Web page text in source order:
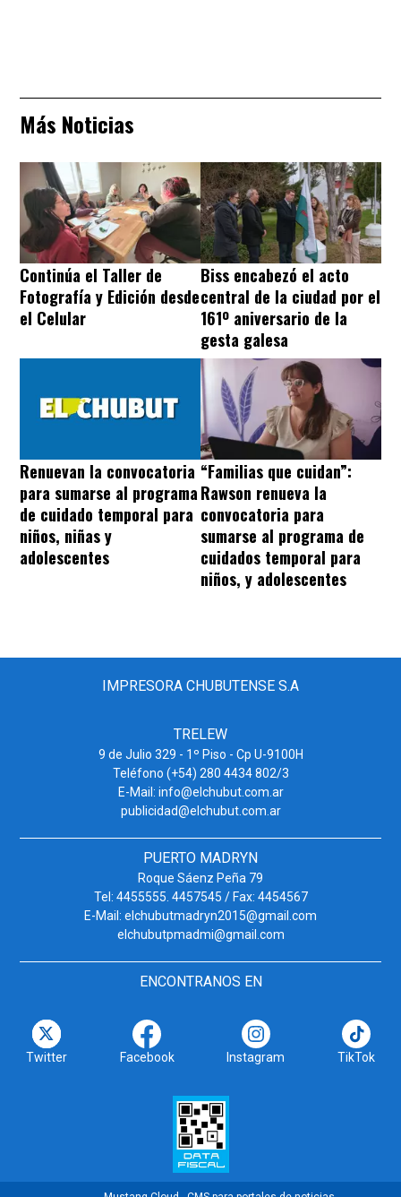
Más Noticias
Continúa el Taller de
Fotografía y Edición desde
el Celular
Biss encabezó el acto
central de la ciudad por el
161º aniversario de la
gesta galesa
Renuevan la convocatoria
para sumarse al programa
de cuidado temporal para
niños, niñas y
adolescentes
“Familias que cuidan”:
Rawson renueva la
convocatoria para
sumarse al programa de
cuidados temporal para
niños, y adolescentes
IMPRESORA CHUBUTENSE S.A
TRELEW
9 de Julio 329 - 1º Piso - Cp U-9100H
Teléfono (+54) 280 4434 802/3
E-Mail: info@elchubut.com.ar
publicidad@elchubut.com.ar
PUERTO MADRYN
Roque Sáenz Peña 79
Tel: 4455555. 4457545 / Fax: 4454567
E-Mail: elchubutmadryn2015@gmail.com
elchubutpmadmi@gmail.com
ENCONTRANOS EN
Twitter Facebook Instagram TikTok